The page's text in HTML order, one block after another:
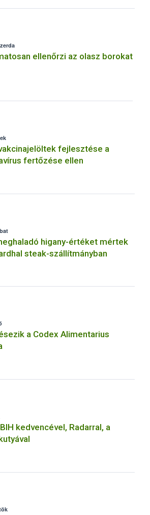
ellenőrzi az olasz borokat
fejlesztése a
fertőzése ellen
higany-értéket mértek
steak-szállítmányban
a Codex Alimentarius
kedvencével, Radarral, a